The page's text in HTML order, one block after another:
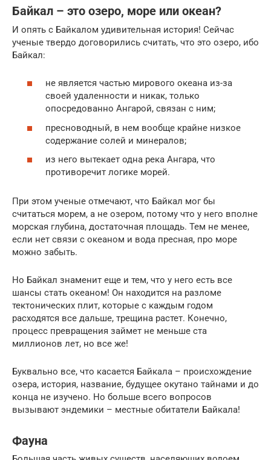
Байкал – это озеро, море или океан?
И опять с Байкалом удивительная история! Сейчас
ученые твердо договорились считать, что это озеро, ибо
Байкал:
не является частью мирового океана из-за
своей удаленности и никак, только
опосредованно Ангарой, связан с ним;
пресноводный, в нем вообще крайне низкое
содержание солей и минералов;
из него вытекает одна река Ангара, что
противоречит логике морей.
При этом ученые отмечают, что Байкал мог бы
считаться морем, а не озером, потому что у него вполне
морская глубина, достаточная площадь. Тем не менее,
если нет связи с океаном и вода пресная, про море
можно забыть.
Но Байкал знаменит еще и тем, что у него есть все
шансы стать океаном! Он находится на разломе
тектонических плит, которые с каждым годом
расходятся все дальше, трещина растет. Конечно,
процесс превращения займет не меньше ста
миллионов лет, но все же!
Буквально все, что касается Байкала – происхождение
озера, история, название, будущее окутано тайнами и до
конца не изучено. Но больше всего вопросов
вызывают эндемики – местные обитатели Байкала!
Фауна